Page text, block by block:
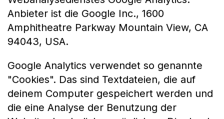
Anbieter ist die Google Inc., 1600
Amphitheatre Parkway Mountain View, CA
94043, USA.
Google Analytics verwendet so genannte
"Cookies". Das sind Textdateien, die auf
deinem Computer gespeichert werden und
die eine Analyse der Benutzung der